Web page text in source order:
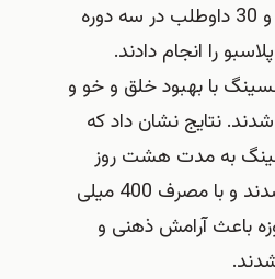
انگلستان انجام شده و 30 داوطلب در سه دوره
را انجام دادند.
با بهبود خلق و خو و
نتایج نشان داد که
به مدت هشت روز
کمتر دچار بی حالی شدند و با مصرف 400 میلی
باعث آرامش ذهنی و